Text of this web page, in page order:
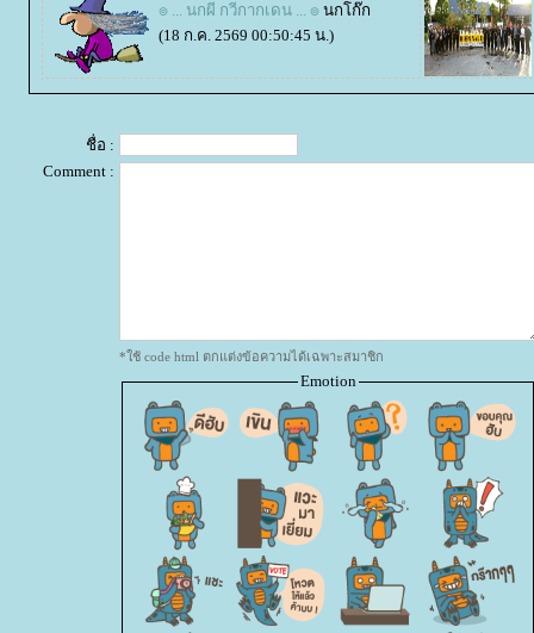
๏ ... นกผี กวีกากเดน ... ๏ นกโก๊ก
(18 ก.ค. 2569 00:50:45 น.)
ชื่อ :
Comment :
*ใช้ code html ตกแต่งข้อความได้เฉพาะสมาชิก
Emotion